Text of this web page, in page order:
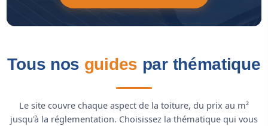
Tous nos guides par thématique
Le site couvre chaque aspect de la toiture, du prix au m²
jusqu'à la réglementation. Choisissez la thématique qui vous